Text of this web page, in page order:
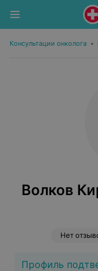
Консультации онколога •
Волков
Нет
Профиль